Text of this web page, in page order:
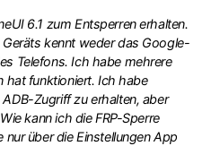
6.1 zum Entsperren erhalten.
kennt weder das Google-
Telefons. Ich habe mehrere
hat funktioniert. Ich habe
Zugriff zu erhalten, aber
kann ich die FRP-Sperre
über die Einstellungen App